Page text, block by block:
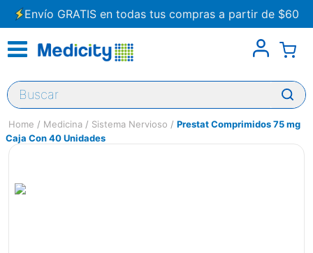
Envío GRATIS en todas tus compras a partir de $60
Buscar
Medicina Sistema Nervioso
Prestat Comprimidos 75 mg
Caja Con 40 Unidades